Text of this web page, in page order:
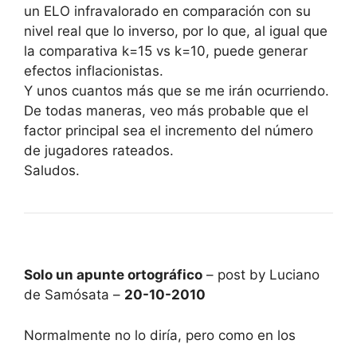
un ELO infravalorado en comparación con su
nivel real que lo inverso, por lo que, al igual que
la comparativa k=15 vs k=10, puede generar
efectos inflacionistas.
Y unos cuantos más que se me irán ocurriendo.
De todas maneras, veo más probable que el
factor principal sea el incremento del número
de jugadores rateados.
Saludos.
Solo un apunte ortográfico – post by Luciano
de Samósata – 20-10-2010
Normalmente no lo diría, pero como en los